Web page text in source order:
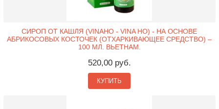
СИРОП ОТ КАШЛЯ (VINAHO - VINA HO) - НА ОСНОВЕ
АБРИКОСОВЫХ КОСТОЧЕК (ОТХАРКИВАЮЩЕЕ СРЕДСТВО) –
100 МЛ. ВЬЕТНАМ.
520,00 руб.
КУПИТЬ